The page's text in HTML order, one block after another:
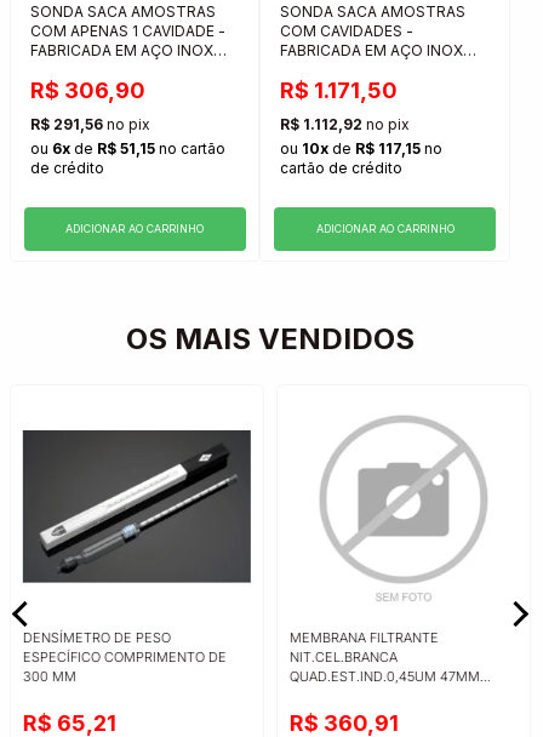
SONDA SACA AMOSTRAS
COM APENAS 1 CAVIDADE -
FABRICADA EM AÇO INOX
R$ 306,90
R$ 291,56 no pix
ou 6x de R$ 51,15 no cartão
de crédito
ADICIONAR AO CARRINHO
SONDA SACA AMOSTRAS
COM CAVIDADES -
FABRICADA EM AÇO INOX
R$ 1.171,50
R$ 1.112,92 no pix
ou 10x de R$ 117,15 no
cartão de crédito
ADICIONAR AO CARRINHO
OS MAIS VENDIDOS
DENSÍMETRO DE PESO
ESPECÍFICO COMPRIMENTO DE
300 MM
R$ 65,21
MEMBRANA FILTRANTE
NIT.CEL.BRANCA
QUAD.EST.IND.0,45UM 47MM
R$ 360,91